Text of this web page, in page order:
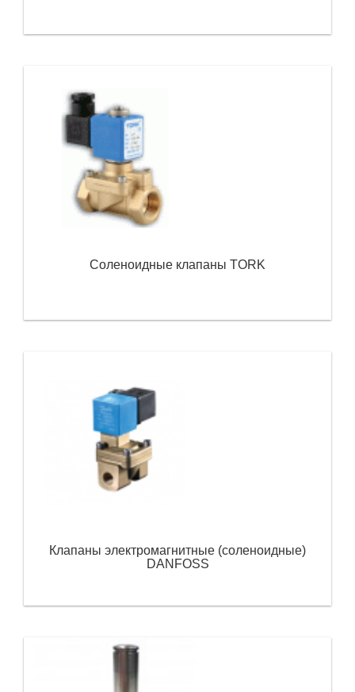
Соленоидные клапаны TORK
Клапаны электромагнитные (соленоидные)
DANFOSS